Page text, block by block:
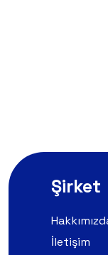
Şirket
İletişim